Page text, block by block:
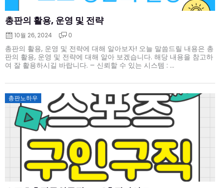
총판의 활용, 운영 및 전략
10월 26, 2024 0
총판의 활용, 운영 및 전략에 대해 알아보자! 오늘 말씀드릴 내용은 총
판의 활용, 운영 및 전략에 대해 알아 보겠습니다. 해당 내용을 참고하
여 잘 활용하시길 바랍니다. – 신뢰할 수 있는 시스템 : ...
총판노하우
Posted
on